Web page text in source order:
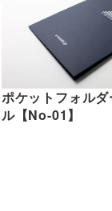
ポケットフォル
ル【No-01】